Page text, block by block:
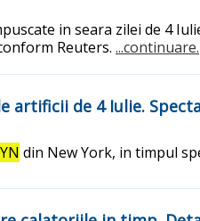
in seara zilei de 4
Reuters. ...continuare.
artificii de 4 Iulie.
din New York, in timpul